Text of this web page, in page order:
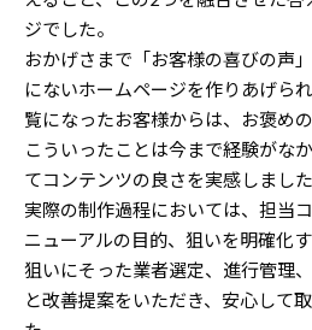
ジでした。
おかげさまで「お客様の喜びの声
にないホームページを作りあげら
覧になったお客様からは、お褒め
こういったことは今まで経験がな
てコンテンツの良さを実感しました
実際の制作過程においては、担当
ニューアルの目的、狙いを明確化
狙いにそった業者選定、進行管理
と改善提案をいただき、安心して